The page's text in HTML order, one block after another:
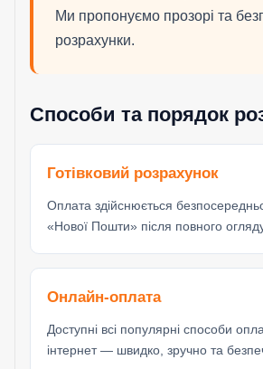
Ми пропонуємо прозорі та
розрахунки.
Способи та порядок
Готівковий розрахунок
Оплата здійснюється безпосередньо
«Нової Пошти» після повного
Онлайн-оплата
Доступні всі популярні способи
інтернет — швидко, зручно та